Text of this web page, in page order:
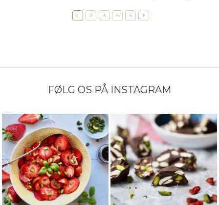
1 2 3 4 5
FØLG OS PÅ INSTAGRAM